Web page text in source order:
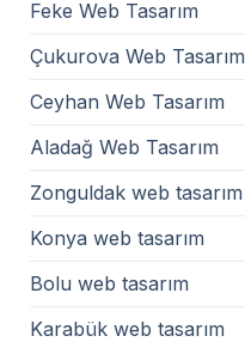
Feke Web Tasarım
Çukurova Web Tasarım
Ceyhan Web Tasarım
Aladağ Web Tasarım
Zonguldak web tasarım
Konya web tasarım
Bolu web tasarım
Karabük web tasarım